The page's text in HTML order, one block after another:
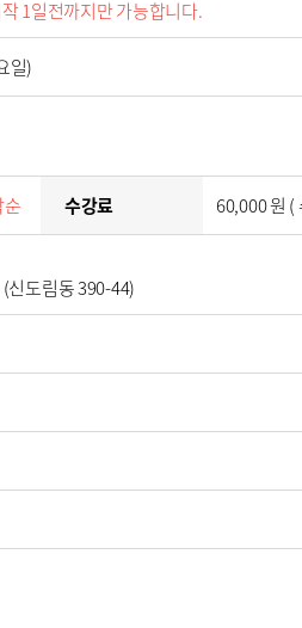
1일전까지만 가능합니다.
일)
수강료 60,000 원 (
신도림동 390-44)